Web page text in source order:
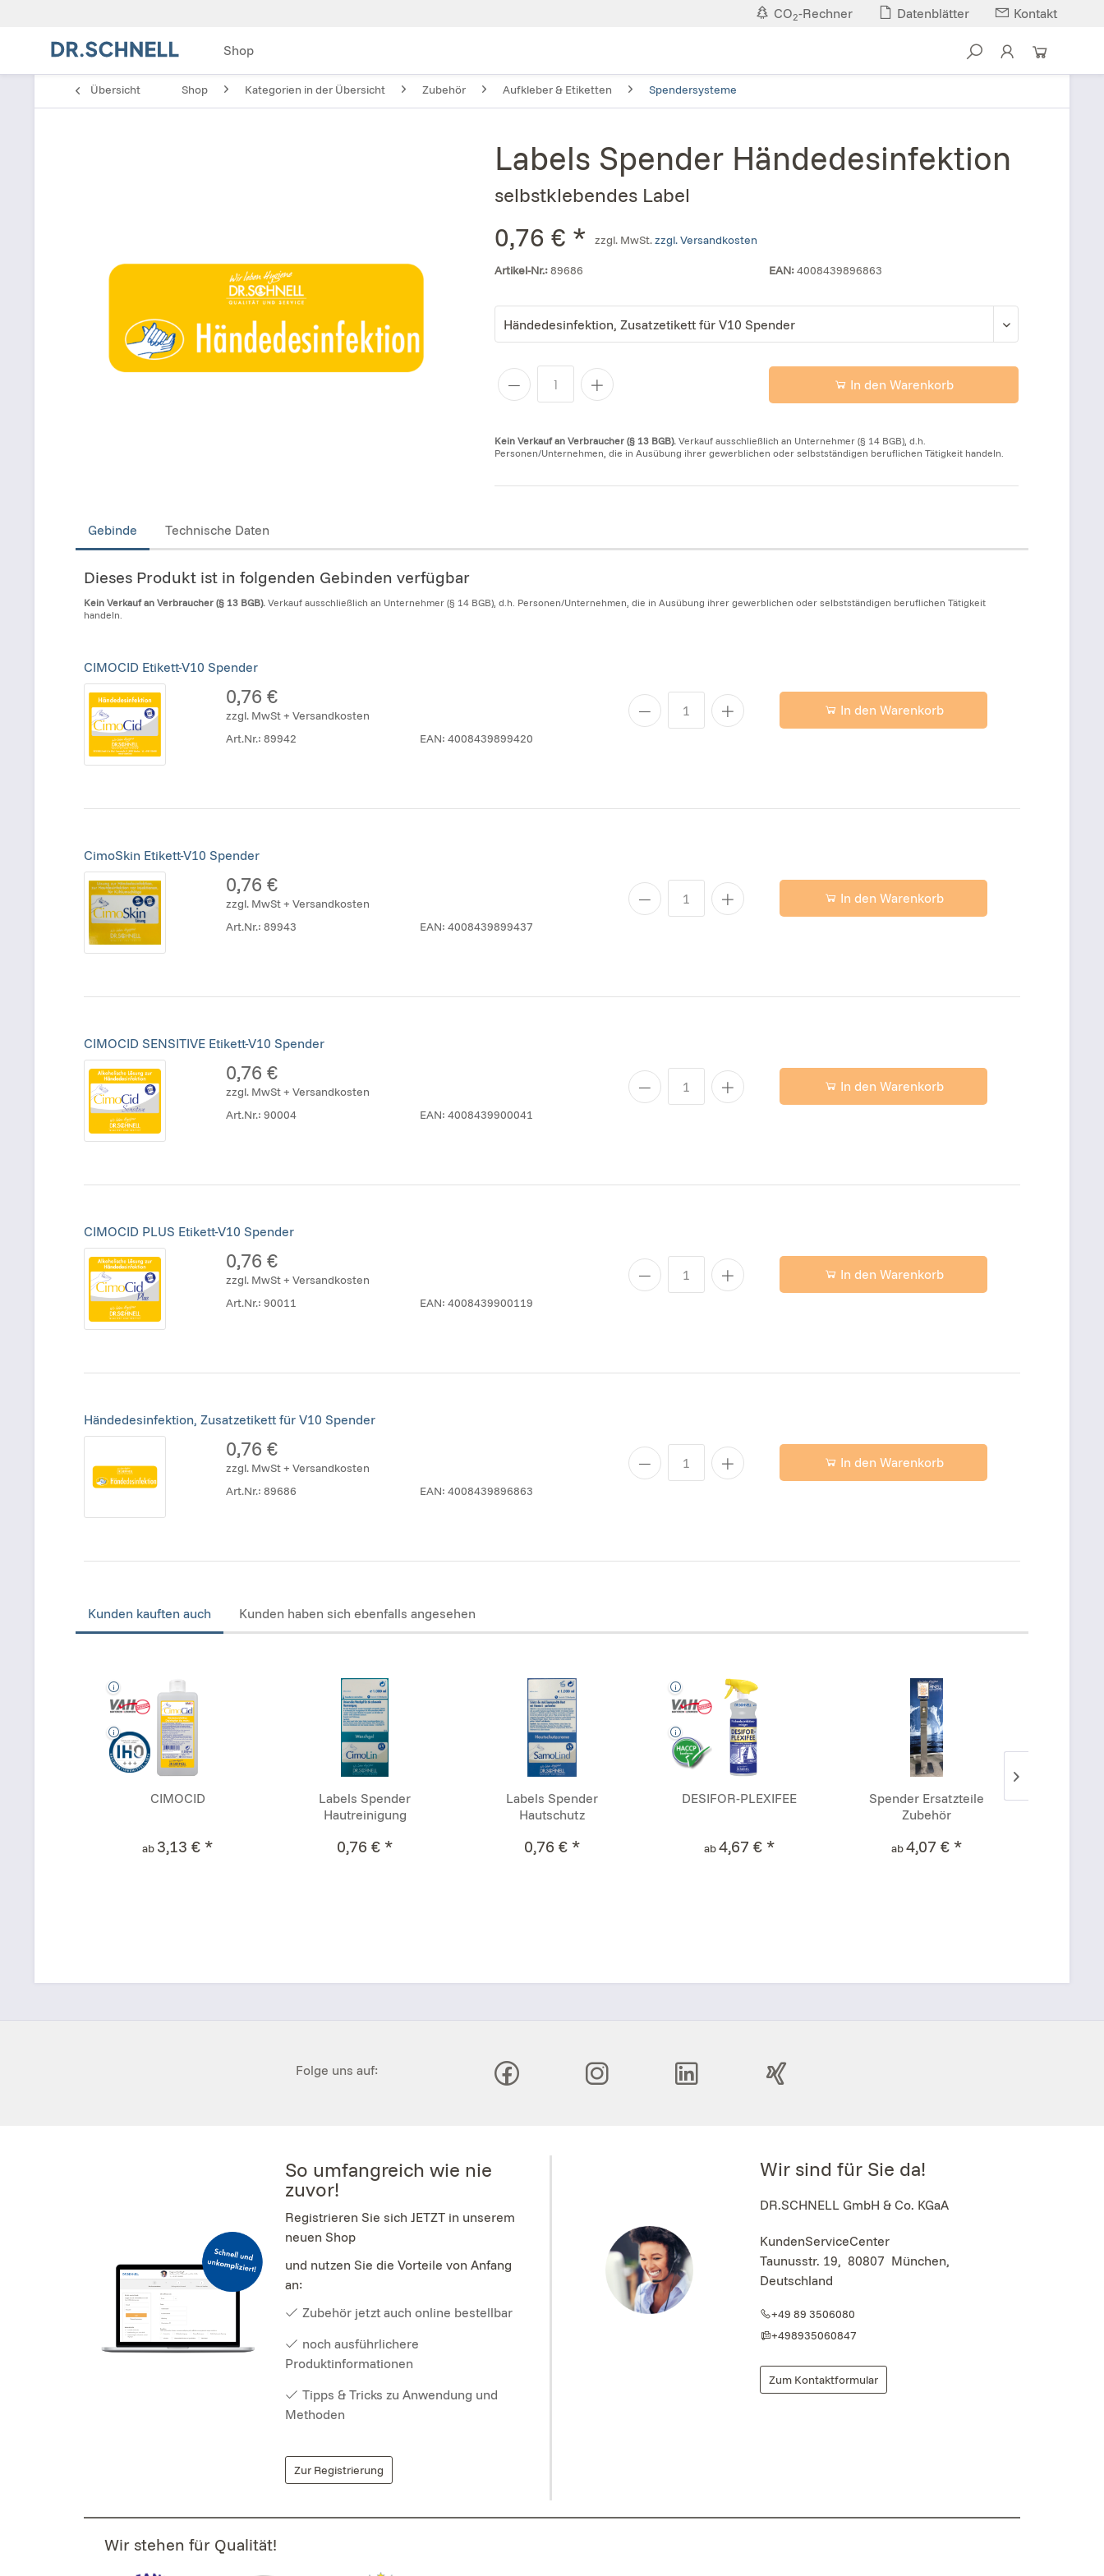
CO2-Rechner Datenblätter Kontakt
Shop
Übersicht Shop Kategorien in der Übersicht Zubehör Aufkleber & Etiketten Spendersysteme
Labels Spender Händedesinfektion
selbstklebendes Label
0,76 € * zzgl. MwSt.zzgl. Versandkosten
Artikel-Nr.:89686 EAN:4008439896863
In den Warenkorb
Kein Verkauf an Verbraucher (§ 13 BGB). Verkauf ausschließlich an Unternehmer (§ 14 BGB), d.h.
Personen/Unternehmen, die in Ausübung ihrer gewerblichen oder selbstständigen beruflichen Tätigkeit handeln.
Gebinde Technische Daten
Dieses Produkt ist in folgenden Gebinden verfügbar
Kein Verkauf an Verbraucher (§ 13 BGB). Verkauf ausschließlich an Unternehmer (§ 14 BGB), d.h. Personen/Unternehmen, die in Ausübung ihrer gewerblichen oder selbstständigen beruflichen Tätigkeit
handeln.
CIMOCID Etikett-V10 Spender
0,76 €
zzgl. MwSt + Versandkosten
Art.Nr.:89942 EAN: 4008439899420
In den Warenkorb
CimoSkin Etikett-V10 Spender
0,76 €
zzgl. MwSt + Versandkosten
Art.Nr.:89943 EAN: 4008439899437
In den Warenkorb
CIMOCID SENSITIVE Etikett-V10 Spender
0,76 €
zzgl. MwSt + Versandkosten
Art.Nr.:90004 EAN: 4008439900041
In den Warenkorb
CIMOCID PLUS Etikett-V10 Spender
0,76 €
zzgl. MwSt + Versandkosten
Art.Nr.:90011 EAN: 4008439900119
In den Warenkorb
Händedesinfektion, Zusatzetikett für V10 Spender
0,76 €
zzgl. MwSt + Versandkosten
Art.Nr.:89686 EAN: 4008439896863
In den Warenkorb
Kunden kauften auch Kunden haben sich ebenfalls angesehen
CIMOCID
ab 3,13 € *
Labels Spender
Hautreinigung
0,76 € *
Labels Spender
Hautschutz
0,76 € *
DESIFOR-PLEXIFEE
ab4,67 € *
Spender Ersatzteile
Zubehör
ab4,07 € *
Folge uns auf:
So umfangreich wie nie
zuvor!
Registrieren Sie sich JETZT in unserem
neuen Shop
und nutzen Sie die Vorteile von Anfang
an:
Zubehör jetzt auch online bestellbar
noch ausführlichere
Produktinformationen
Tipps & Tricks zu Anwendung und
Methoden
Zur Registrierung
Wir sind für Sie da!
DR.SCHNELL GmbH & Co. KGaA
KundenServiceCenter
Taunusstr. 19, 80807 München,
Deutschland
+49 89 3506080
+498935060847
Zum Kontaktformular
Wir stehen für Qualität!